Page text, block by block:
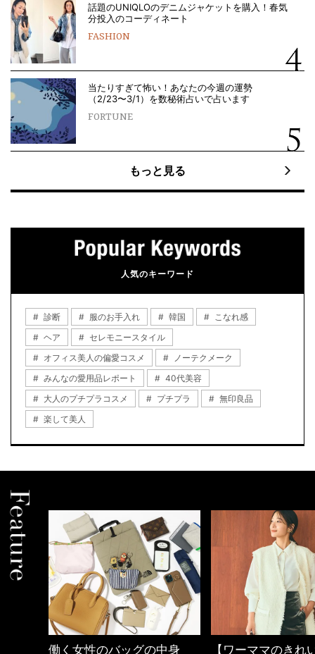
話題のUNIQLOのデニムジャケットを購入！春気
分投入のコーディネート
FASHION
当たりすぎて怖い！あなたの今週の運勢
（2/23〜3/1）を数秘術占いで占います
FORTUNE
もっと見る
人気のキーワード
診断 服のお手入れ 韓国
こなれ感
ヘア
セレモニースタイル
オフィス美人の偏愛コスメ
ノーテクメーク
みんなの愛用品レポート
40代美容
大人のプチプラコスメ
プチプラ
無印良品
楽して美人
働く女性のバッグの中身
【ワーママのきれ